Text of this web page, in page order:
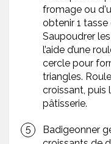
fromage ou
obtenir 1
Saupoudrer
l’aide d’une
cercle pour
triangles.
croissant, puis
pâtisserie.
Badigeonner